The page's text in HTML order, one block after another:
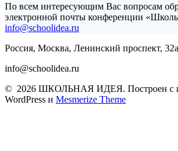
По всем интересующим Вас вопросам
электронной почты конференции
info@schoolidea.ru
Россия, Москва, Ленинский проспект, 32а
info@schoolidea.ru
© 2026 ШКОЛЬНАЯ ИДЕЯ. Построен с
WordPress и Mesmerize Theme